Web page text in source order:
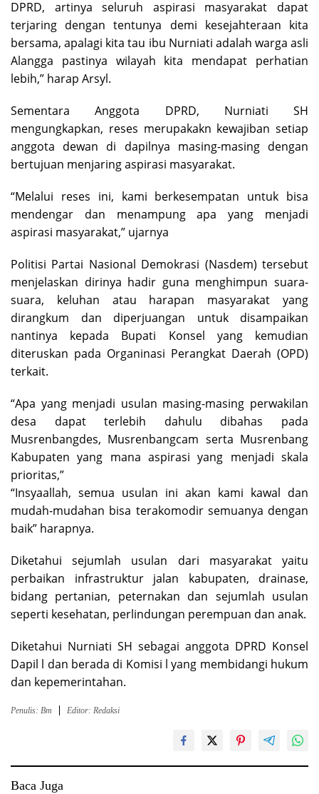
DPRD, artinya seluruh aspirasi masyarakat dapat
terjaring dengan tentunya demi kesejahteraan kita
bersama, apalagi kita tau ibu Nurniati adalah warga asli
Alangga pastinya wilayah kita mendapat perhatian
lebih,” harap Arsyl.
Sementara Anggota DPRD, Nurniati SH
mengungkapkan, reses merupakakn kewajiban setiap
anggota dewan di dapilnya masing-masing dengan
bertujuan menjaring aspirasi masyarakat.
“Melalui reses ini, kami berkesempatan untuk bisa
mendengar dan menampung apa yang menjadi
aspirasi masyarakat,” ujarnya
Politisi Partai Nasional Demokrasi (Nasdem) tersebut
menjelaskan dirinya hadir guna menghimpun suara-
suara, keluhan atau harapan masyarakat yang
dirangkum dan diperjuangan untuk disampaikan
nantinya kepada Bupati Konsel yang kemudian
diteruskan pada Organinasi Perangkat Daerah (OPD)
terkait.
“Apa yang menjadi usulan masing-masing perwakilan
desa dapat terlebih dahulu dibahas pada
Musrenbangdes, Musrenbangcam serta Musrenbang
Kabupaten yang mana aspirasi yang menjadi skala
prioritas,”
“Insyaallah, semua usulan ini akan kami kawal dan
mudah-mudahan bisa terakomodir semuanya dengan
baik” harapnya.
Diketahui sejumlah usulan dari masyarakat yaitu
perbaikan infrastruktur jalan kabupaten, drainase,
bidang pertanian, peternakan dan sejumlah usulan
seperti kesehatan, perlindungan perempuan dan anak.
Diketahui Nurniati SH sebagai anggota DPRD Konsel
Dapil l dan berada di Komisi l yang membidangi hukum
dan kepemerintahan.
Penulis: Bm Editor: Redaksi
Baca Juga